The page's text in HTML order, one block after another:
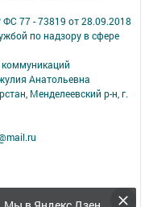
77 - 73819 от 28.09.2018
по надзору в сфере
Анатольевна
Менделеевский р-н, г.
сервисов и